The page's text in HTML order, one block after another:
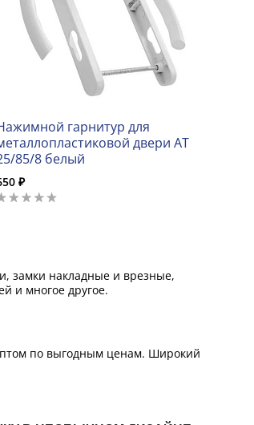
гарнитур для
двери AT
85/8 белый
₽
замки накладные и врезные,
и многое другое.
по выгодным ценам. Широкий